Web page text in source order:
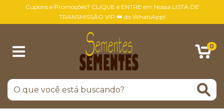
Cupons e Promoções? CLIQUE e ENTRE em Nossa LISTA DE
TRANSMISSÃO VIP 👑 do WhatsApp!
0